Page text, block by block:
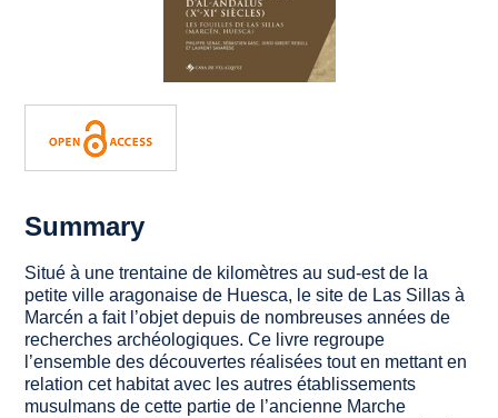
Summary
Situé à une trentaine de kilomètres au sud-est de la
petite ville aragonaise de Huesca, le site de Las Sillas à
Marcén a fait l’objet depuis de nombreuses années de
recherches archéologiques. Ce livre regroupe
l’ensemble des découvertes réalisées tout en mettant en
relation cet habitat avec les autres établissements
musulmans de cette partie de l’ancienne Marche